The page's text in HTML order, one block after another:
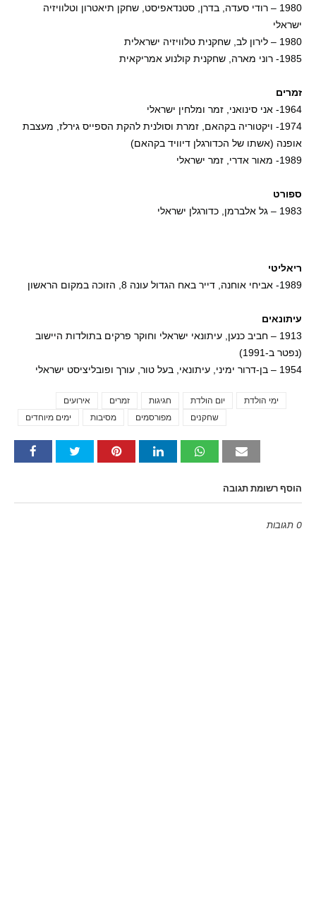
1980 – רודי סעדה, בדרן, סטנדאפיסט, שחקן תיאטרון וטלוויזיה
ישראלי
1980 – לירון לב, שחקנית טלוויזיה ישראלית
1985- רוני מארה, שחקנית קולנוע אמריקאית
זמרים
1964- אני סינואני, זמר ומלחין ישראלי
1974- ויקטוריה בקהאם, זמרת וסולנית להקת הספייס גירלז, מעצבת
אופנה (אשתו של הכדורגלן דיוויד בקהאם)
1989- מאור אדרי, זמר ישראלי
ספורט
1983 – גל אלברמן, כדורגלן ישראלי
ריאליטי
1989- אביחי אוחנה, דייר באח הגדול עונה 8, הזוכה במקום הראשון
עיתונאים
1913 – חביב כנען, עיתונאי ישראלי וחוקר פרקים בתולדות היישוב
(נפטר ב-1991)
1954 – בן-דרור ימיני, עיתונאי, בעל טור, עורך ופובליציסט ישראלי
אירועים זמרים חגיגות יום הולדת
ימי הולדת
ימים מיוחדים
מסיבות מפורסמים שחקנים
הוסף רשומת תגובה
0 תגובות